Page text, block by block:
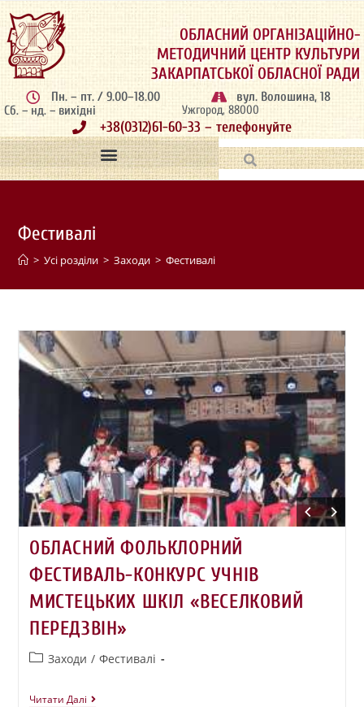
ОБЛАСНИЙ ОРГАНІЗАЦІЙНО-
МЕТОДИЧНИЙ ЦЕНТР КУЛЬТУРИ
ЗАКАРПАТСЬКОЇ ОБЛАСНОЇ РАДИ
Пн. – пт. / 9.00–18.00
Сб. – нд. – вихідні
вул. Волошина, 18
Ужгород, 88000
+38(0312)61-60-33 – телефонуйте
Фестивалі
> Усі розділи > Заходи > Фестивалі
ОБЛАСНИЙ ФОЛЬКЛОРНИЙ
ФЕСТИВАЛЬ-КОНКУРС УЧНІВ
МИСТЕЦЬКИХ ШКІЛ «ВЕСЕЛКОВИЙ
ПЕРЕДЗВІН»
Заходи / Фестивалі
Читати Далі